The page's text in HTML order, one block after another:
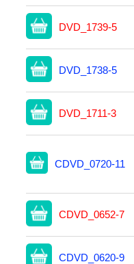
DVD_1739-5
DVD_1738-5
DVD_1711-3
CDVD_0720-11
CDVD_0652-7
CDVD_0620-9